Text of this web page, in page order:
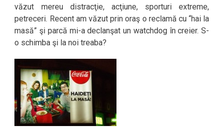
văzut mereu distracţie, acţiune, sporturi extreme,
petreceri. Recent am văzut prin oraş o reclamă cu “hai la
masă” şi parcă mi-a declanşat un watchdog în creier. S-
o schimba şi la noi treaba?